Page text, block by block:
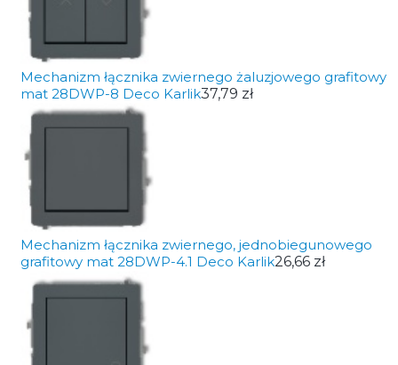
Mechanizm łącznika zwiernego żaluzjowego grafitowy
mat 28DWP-8 Deco Karlik37,79 zł
Mechanizm łącznika zwiernego, jednobiegunowego
grafitowy mat 28DWP-4.1 Deco Karlik26,66 zł